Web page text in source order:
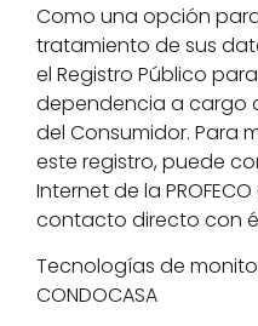
Como una opción
tratamiento de sus
el Registro Público
dependencia a cargo
del Consumidor. Para
este registro, puede
Internet de la
contacto directo con
Tecnologías de
CONDOCASA